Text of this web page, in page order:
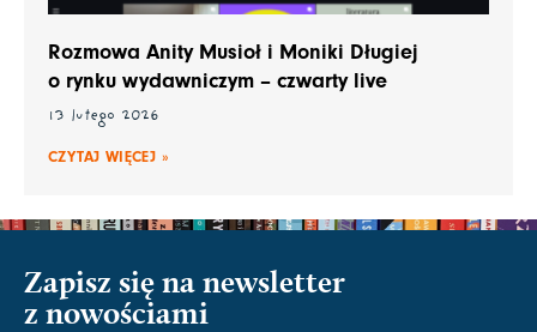
Rozmowa Anity Musioł i Moniki Długiej
o rynku wydawniczym – czwarty live
13 lutego 2026
CZYTAJ WIĘCEJ »
Zapisz się na newsletter
z nowościami